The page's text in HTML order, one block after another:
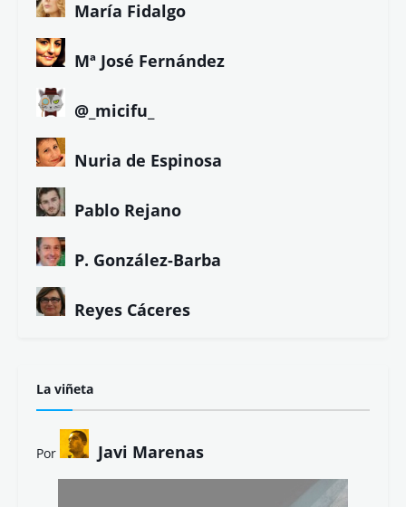
María Fidalgo
Mª José Fernández
@_micifu_
Nuria de Espinosa
Pablo Rejano
P. González-Barba
Reyes Cáceres
La viñeta
Por Javi Marenas